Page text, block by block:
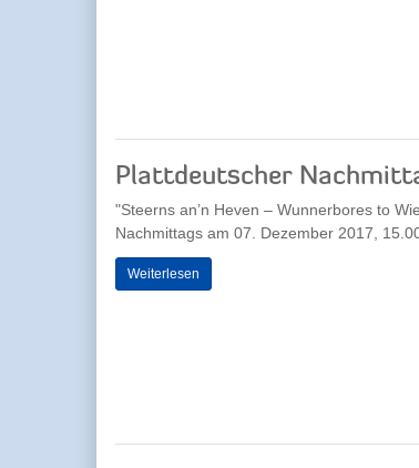
Plattdeutscher
"Steerns an’n Heven – Wunnerbores to
Nachmittags am 07. Dezember 2017,
Weiterlesen